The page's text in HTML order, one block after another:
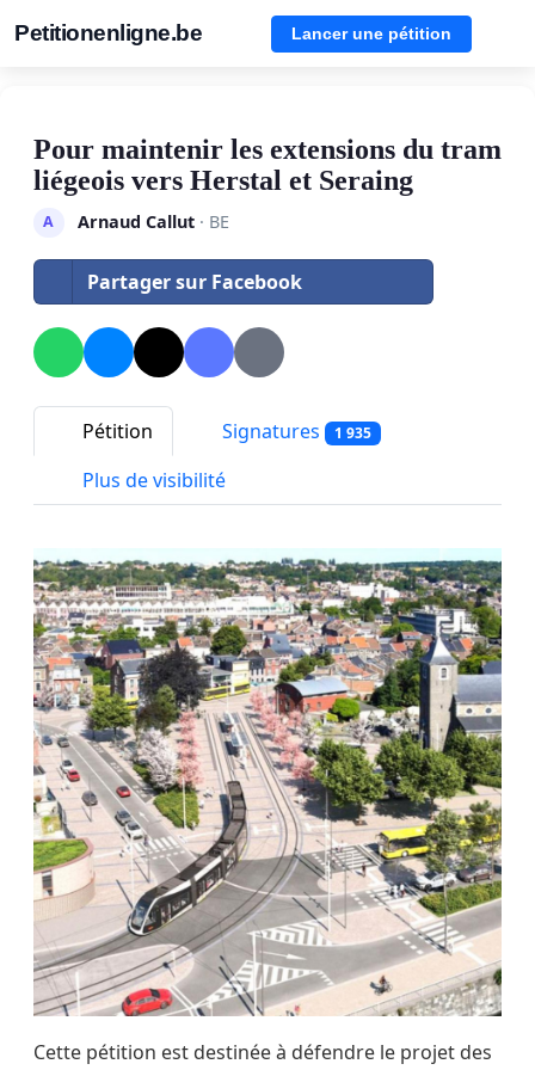
Petitionenligne.be Lancer une pétition
Pour maintenir les extensions du tram
liégeois vers Herstal et Seraing
A Arnaud Callut· BE
Partager sur Facebook
Pétition Signatures 1 935
Plus de visibilité
Cette pétition est destinée à défendre le projet des